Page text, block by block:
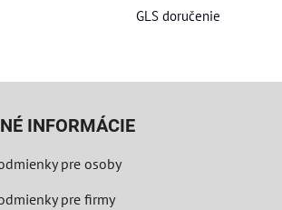
GLS doručenie
INFORMÁCIE
pre osoby
pre firmy